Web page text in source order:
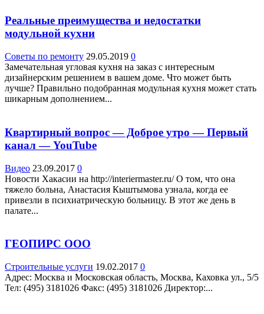
Реальные преимущества и недостатки
модульной кухни
Советы по ремонту 29.05.2019 0
Замечательная угловая кухня на заказ с интересным
дизайнерским решением в вашем доме. Что может быть
лучше? Правильно подобранная модульная кухня может стать
шикарным дополнением...
Квартирный вопрос — Доброе утро — Первый
канал — YouTube
Видео 23.09.2017 0
Новости Хакасии на http://interiermaster.ru/ О том, что она
тяжело больна, Анастасия Кыштымова узнала, когда еe
привезли в психиатрическую больницу. В этот же день в
палате...
ГЕОПИРС ООО
Строительные услуги 19.02.2017 0
Адрес: Москва и Московская область, Москва, Каховка ул., 5/5
Teл: (495) 3181026 Факс: (495) 3181026 Директор:...